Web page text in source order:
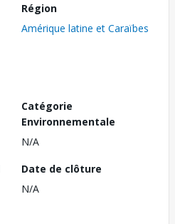
Région
Amérique latine et Caraïbes
Catégorie
Environnementale
N/A
Date de clôture
N/A